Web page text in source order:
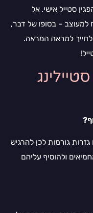
סטייל אישי. אל
למעוצב – בסופו של דבר,
לחייך למראה המראה.
גורמות לכן להרגיש
ולהוסיף עליהם